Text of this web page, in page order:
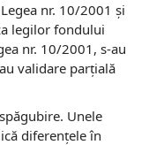
nr. 10/2001 și
legilor fondului
nr. 10/2001, s-au
validare parțială
Unele
diferențele în